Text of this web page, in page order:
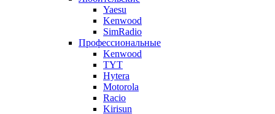
Yaesu
Kenwood
SimRadio
Профессиональные
Kenwood
TYT
Hytera
Motorola
Racio
Kirisun